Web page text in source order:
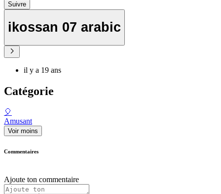
Suivre
ikossan 07 arabic
il y a 19 ans
Catégorie
🎈
Amusant
Voir moins
Commentaires
Ajoute ton commentaire